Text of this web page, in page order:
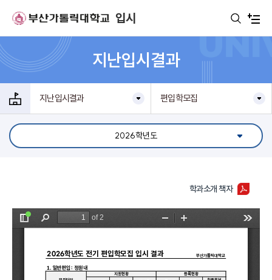
입시
지난입시결과
지난입시결과 편입학모집
2026학년도
학과소개 책자